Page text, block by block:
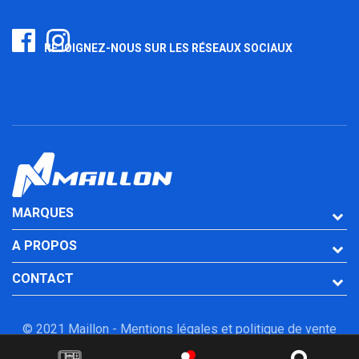
REJOIGNEZ-NOUS SUR LES RÉSEAUX SOCIAUX
MARQUES
A PROPOS
CONTACT
© 2021 Maillon - Mentions légales et politique de vente